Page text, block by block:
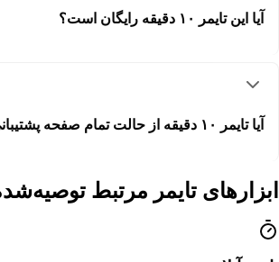
آیا این تایمر ۱۰ دقیقه رایگان است؟
آیا تایمر ۱۰ دقیقه از حالت تمام صفحه پشتیبانی می‌کند؟
ابزارهای تایمر مرتبط